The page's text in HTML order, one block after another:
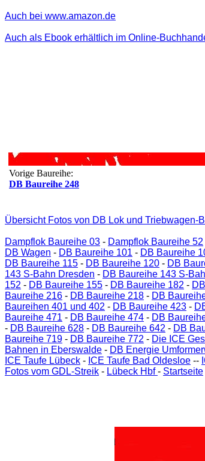
Auch bei www.amazon.de
Auch als Ebook erhältlich im Online-
Vorige Baureihe:
DB Baureihe 248
Übersicht Fotos von DB Lok und Triebwagen-
Dampflok Baureihe 03 - Dampflok Baureihe 52
DB Wagen - DB Baureihe 101 - DB Baureihe
DB Baureihe 115 - DB Baureihe 120 - DB
143 S-Bahn Dresden - DB Baureihe 143 S-
152 - DB Baureihe 155 - DB Baureihe 182 -
Baureihe 216 - DB Baureihe 218 - DB
Baureihen 401 und 402 - DB Baureihe 423 -
Baureihe 471 - DB Baureihe 474 - DB
- DB Baureihe 628 - DB Baureihe 642 - DB
Baureihe 719 - DB Baureihe 772 - Die ICE
Bahnen in Eberswalde - DB Energie
ICE Taufe Lübeck - ICE Taufe Bad Oldesloe --
Fotos vom GDL-Streik - Lübeck Hbf- Startseite